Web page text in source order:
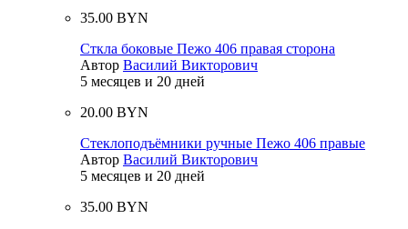
35.00 BYN
Сткла боковые Пежо 406 правая сторона
Автор Василий Викторович
5 месяцев и 20 дней
20.00 BYN
Стеклоподъёмники ручные Пежо 406 правые
Автор Василий Викторович
5 месяцев и 20 дней
35.00 BYN